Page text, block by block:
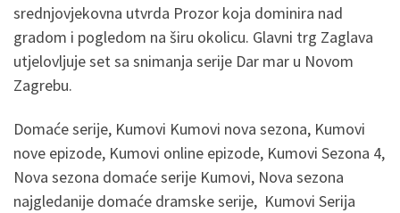
srednjovjekovna utvrda Prozor koja dominira nad
gradom i pogledom na širu okolicu. Glavni trg Zaglava
utjelovljuje set sa snimanja serije Dar mar u Novom
Zagrebu.
Domaće serije, Kumovi Kumovi nova sezona, Kumovi
nove epizode, Kumovi online epizode, Kumovi Sezona 4,
Nova sezona domaće serije Kumovi, Nova sezona
najgledanije domaće dramske serije, Kumovi Serija